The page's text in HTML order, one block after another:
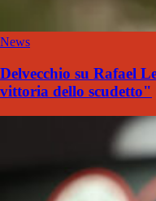
News
Delvecchio su Rafael
vittoria dello scudetto"